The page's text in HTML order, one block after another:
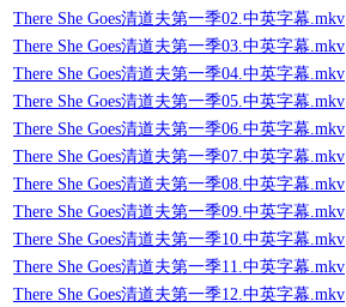
There She Goes清道夫第一季02.中英字幕.mkv
There She Goes清道夫第一季03.中英字幕.mkv
There She Goes清道夫第一季04.中英字幕.mkv
There She Goes清道夫第一季05.中英字幕.mkv
There She Goes清道夫第一季06.中英字幕.mkv
There She Goes清道夫第一季07.中英字幕.mkv
There She Goes清道夫第一季08.中英字幕.mkv
There She Goes清道夫第一季09.中英字幕.mkv
There She Goes清道夫第一季10.中英字幕.mkv
There She Goes清道夫第一季11.中英字幕.mkv
There She Goes清道夫第一季12.中英字幕.mkv